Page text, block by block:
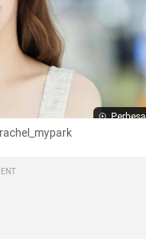
Perbesar